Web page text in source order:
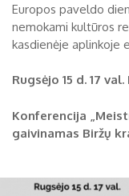
Biržų
Biržai
Biržai
Europos paveldo
nemokami kultūros
kasdienėje aplinkoje
Rugsėjo 15 d. 17
Konferencija
gaivinamas Biržų